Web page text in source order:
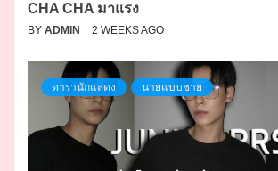
CHA CHA มาแรง
BY ADMIN 2 WEEKS AGO
ดารานักแสดง นายแบบชาย